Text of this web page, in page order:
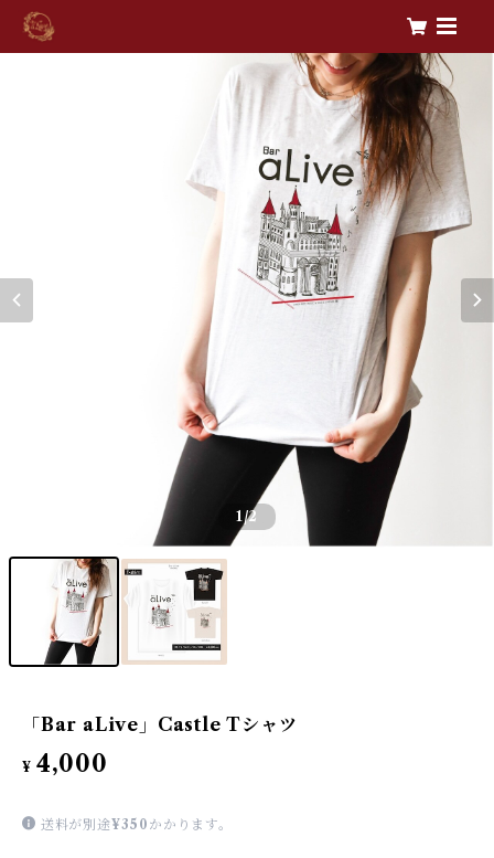
1/2
「Bar aLive」Castle Tシャツ
¥ 4,000
送料が別途¥350 かかります。